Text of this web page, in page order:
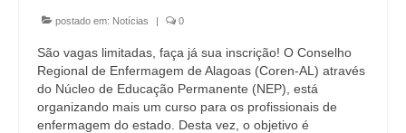
postado em: Notícias | 0
São vagas limitadas, faça já sua inscrição! O Conselho
Regional de Enfermagem de Alagoas (Coren-AL) através
do Núcleo de Educação Permanente (NEP), está
organizando mais um curso para os profissionais de
enfermagem do estado. Desta vez, o objetivo é